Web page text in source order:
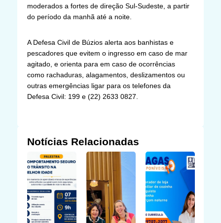
moderados a fortes de direção Sul-Sudeste, a partir
do período da manhã até a noite.
A Defesa Civil de Búzios alerta aos banhistas e
pescadores que evitem o ingresso em caso de mar
agitado, e orienta para em caso de ocorrências
como rachaduras, alagamentos, deslizamentos ou
outras emergências ligar para os telefones da
Defesa Civil: 199 e (22) 2633 0827.
Notícias Relacionadas